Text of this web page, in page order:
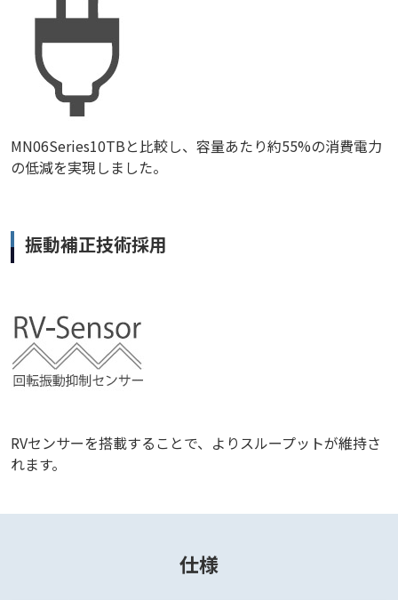
MN06Series10TBと比較し、容量あたり約55%の消費電力
の低減を実現しました。
振動補正技術採用
RVセンサーを搭載することで、よりスループットが維持さ
れます。
仕様